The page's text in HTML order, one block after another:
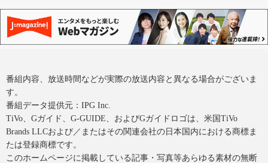
番組内容、放送時間などが実際の放送内容と異なる場合がございま
す。
番組データ提供元：IPG Inc.
TiVo、Gガイド、G-GUIDE、およびGガイドロゴは、米国TiVo
Brands LLCおよび／またはその関連会社の日本国内における商標ま
たは登録商標です。
このホームページに掲載している記事・写真等あらゆる素材の無断